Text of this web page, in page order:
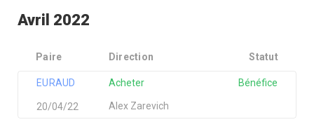
Avril 2022
Paire Direction Statut
EURAUD
Alex Zarevich
Acheter
20/04/22
Bénéfice